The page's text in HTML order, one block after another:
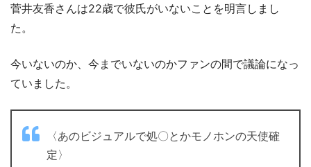
菅井友香さんは22歳で彼氏がいないことを明言しまし
た。
今いないのか、今までいないのかファンの間で議論になっ
ていました。
〈あのビジュアルで処〇とかモノホンの天使確
定〉